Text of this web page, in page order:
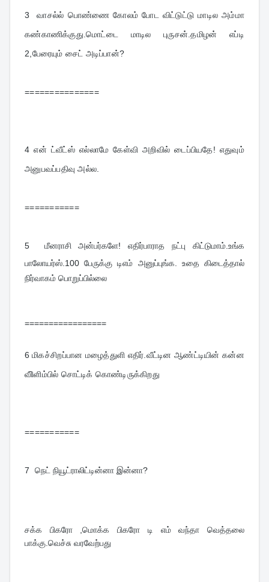
3 வாசல்ல் பொண்ணை கோலம் போட விட்டுட்டு மாடில அம்மா
கண்காணிக்குது.மொட்டை மாடில புருசன்.தமிழன் எப்டி
2,பேரையும் சைட் அடிப்பான்?
===============
4 என் ட்வீட்ஸ் எல்லாமே கேள்வி அறிவில் டைப்பியதே! எதுவும்
அனுபவப்பதிவு அல்ல.
===========
5 மீனராசி அன்பர்களே! எதிர்பாராத நட்பு கிட்டுமாம்.உங்க
பாலோயர்ஸ்.100 பேருக்கு டிஎம் அனுப்புங்க. உதை கிடைத்தால்
நிர்வாகம் பொறுப்பில்லை
=================
6 மிகச்சிறப்பான மழைத்துளி எதிர்.வீட்டின ஆண்ட்டியின் கன்ன
விிளிம்பில் சொட்டிக் கொண்டிருக்கிறது
===========
7 நெட் நியூட்ராலிட்டின்னா இன்னா?
சக்க பிகரோ ,மொக்க பிகரோ டி எம் வந்தா வெத்தலை
பாக்கு.வெச்சு வரவேற்பது